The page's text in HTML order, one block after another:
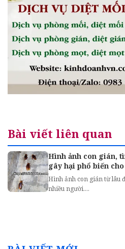
Bài viết liên quan
Hình ảnh con gián,
gây hại phổ biến
Hình ảnh con gián từ lâu
nhiều người....